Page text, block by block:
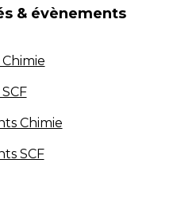
& évènements
Chimie
SCF